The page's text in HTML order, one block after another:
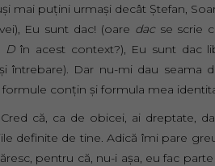
mai puţini urmaşi decât Ştefan,
Eu sunt dac! (oare dacse scrie
Dîn acest context?), Eu sunt dac
întrebare). Dar nu-mi dau seama
formule conţin şi formula mea
Cred că, ca de obicei, ai dreptate,
definite de tine. Adică îmi pare
pentru că, nu-i aşa, eu fac